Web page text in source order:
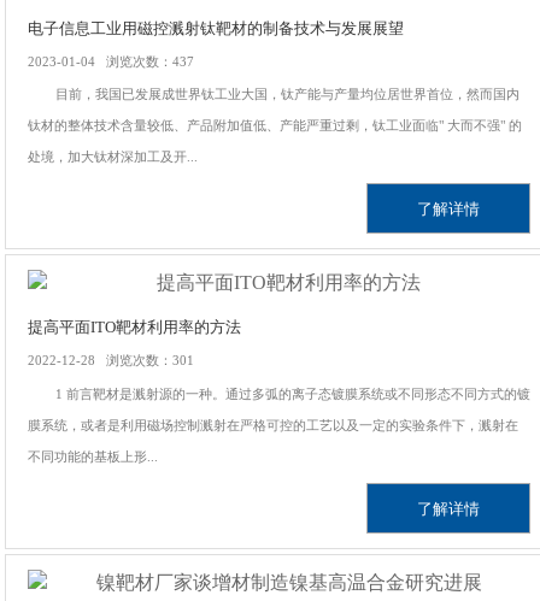
电子信息工业用磁控溅射钛靶材的制备技术与发展展望
2023-01-04 浏览次数：437
目前，我国已发展成世界钛工业大国，钛产能与产量均位居世界首位，然而国内
钛材的整体技术含量较低、产品附加值低、产能严重过剩，钛工业面临" 大而不强" 的
处境，加大钛材深加工及开...
了解详情
提高平面ITO靶材利用率的方法
2022-12-28 浏览次数：301
1 前言靶材是溅射源的一种。通过多弧的离子态镀膜系统或不同形态不同方式的镀
膜系统，或者是利用磁场控制溅射在严格可控的工艺以及一定的实验条件下，溅射在
不同功能的基板上形...
了解详情